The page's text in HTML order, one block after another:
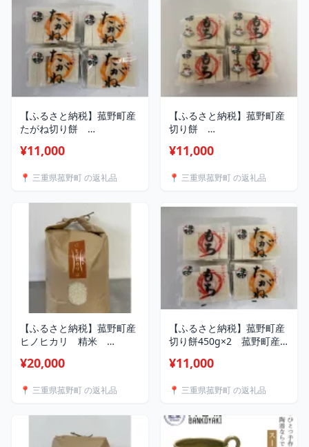
【ふるさと納税】菰野町産
たがね切り餅
¥11,000
📍 三重県菰野町 の返礼品
【ふるさと納税】菰野町産
切り餅
¥11,000
📍 三重県菰野町 の返礼品
【ふるさと納税】菰野町産
ヒノヒカリ 精米
¥20,000
📍 三重県菰野町 の返礼品
【ふるさと納税】菰野町産
切り餅450g×2 菰野町産
450g×2【1681968】
¥11,000
📍 三重県菰野町 の返礼品